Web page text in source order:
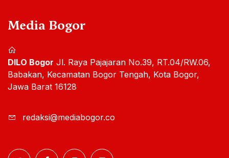
Media Bogor
DILO Bogor Jl. Raya Pajajaran No.39, RT.04/RW.06,
Babakan, Kecamatan Bogor Tengah, Kota Bogor,
Jawa Barat 16128
redaksi@mediabogor.co